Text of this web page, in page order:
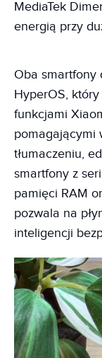
MediaTek
energią przy
Oba smartfony
HyperOS,
funkcjami
pomagającymi
tłumaczeniu,
smartfony z
pamięci RAM
pozwala na
inteligencji